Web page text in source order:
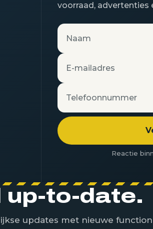
voorraad, advertenties
Naam
E-mailadres
Telefoonnummer
Reactie
up-to-date.
updates met nieuwe